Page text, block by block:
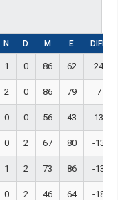
N D M E DIFF
1 0 86 62 24
2 0 86 79 7
0 0 56 43 13
0 2 67 80 -13
1 2 73 86 -13
0 2 46 64 -18